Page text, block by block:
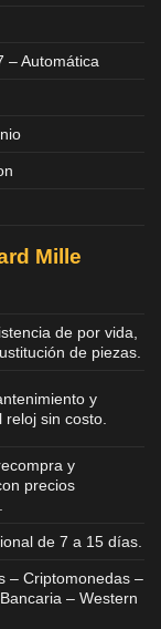
– Automática
Mille
de por vida,
de piezas.
y
sin costo.
y
precios
de 7 a 15 días.
– Criptomonedas –
– Western